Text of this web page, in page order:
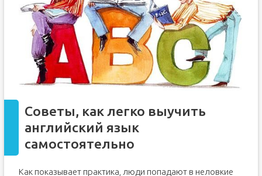
Советы, как легко выучить
английский язык
самостоятельно
Как показывает практика, люди попадают в неловкие